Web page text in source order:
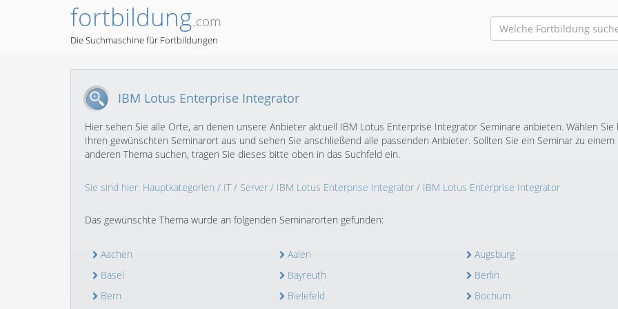
fortbildung.com
Die Suchmaschine für Fortbildungen
IBM Lotus Enterprise Integrator
Hier sehen Sie alle Orte, an denen unsere Anbieter aktuell IBM Lotus Enterprise Integrator Seminare anbieten. Wählen Sie
Ihren gewünschten Seminarort aus und sehen Sie anschließend alle passenden Anbieter. Sollten Sie ein Seminar zu einem
anderen Thema suchen, tragen Sie dieses bitte oben in das Suchfeld ein.
Sie sind hier: Hauptkategorien / IT/ Server / IBM Lotus Enterprise Integrator / IBM Lotus Enterprise Integrator
Das gewünschte Thema wurde an folgenden Seminarorten gefunden:
Aachen Aalen
Augsburg
Basel
Bayreuth
Berlin
Bern
Bielefeld Bochum